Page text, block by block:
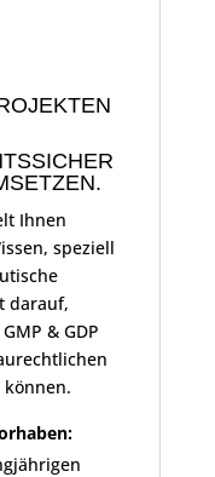
Ihnen
speziell
darauf,
& GDP